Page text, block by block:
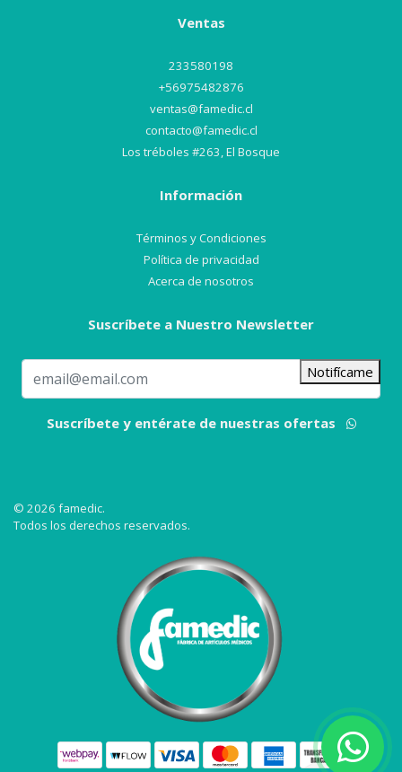
Ventas
233580198
+56975482876
ventas@famedic.cl
contacto@famedic.cl
Los tréboles #263, El Bosque
Información
Términos y Condiciones
Política de privacidad
Acerca de nosotros
Suscríbete a Nuestro Newsletter
Notifícame
Suscríbete y entérate de nuestras ofertas
© 2026 famedic.
Todos los derechos reservados.